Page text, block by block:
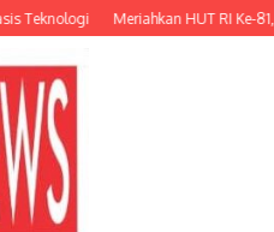
Meriahkan HUT RI Ke-81,